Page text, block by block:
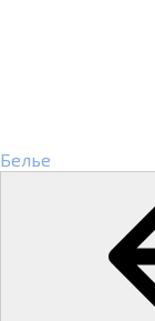
Белье